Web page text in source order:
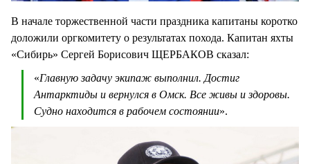
В начале торжественной части праздника капитаны коротко
доложили оргкомитету о результатах похода. Капитан яхты
«Сибирь» Сергей Борисович ЩЕРБАКОВ сказал:
«Главную задачу экипаж выполнил. Достиг
Антарктиды и вернулся в Омск. Все живы и здоровы.
Судно находится в рабочем состоянии».